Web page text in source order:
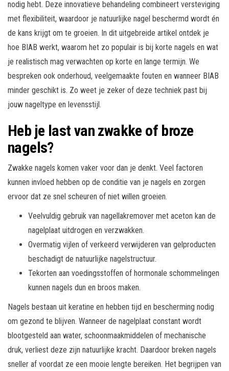
nodig hebt. Deze innovatieve behandeling combineert versteviging
met flexibiliteit, waardoor je natuurlijke nagel beschermd wordt én
de kans krijgt om te groeien. In dit uitgebreide artikel ontdek je
hoe BIAB werkt, waarom het zo populair is bij korte nagels en wat
je realistisch mag verwachten op korte en lange termijn. We
bespreken ook onderhoud, veelgemaakte fouten en wanneer BIAB
minder geschikt is. Zo weet je zeker of deze techniek past bij
jouw nageltype en levensstijl.
Heb je last van zwakke of broze
nagels?
Zwakke nagels komen vaker voor dan je denkt. Veel factoren
kunnen invloed hebben op de conditie van je nagels en zorgen
ervoor dat ze snel scheuren of niet willen groeien.
Veelvuldig gebruik van nagellakremover met aceton kan de
nagelplaat uitdrogen en verzwakken.
Overmatig vijlen of verkeerd verwijderen van gelproducten
beschadigt de natuurlijke nagelstructuur.
Tekorten aan voedingsstoffen of hormonale schommelingen
kunnen nagels dun en broos maken.
Nagels bestaan uit keratine en hebben tijd en bescherming nodig
om gezond te blijven. Wanneer de nagelplaat constant wordt
blootgesteld aan water, schoonmaakmiddelen of mechanische
druk, verliest deze zijn natuurlijke kracht. Daardoor breken nagels
sneller af voordat ze een mooie lengte bereiken. Het begrijpen van